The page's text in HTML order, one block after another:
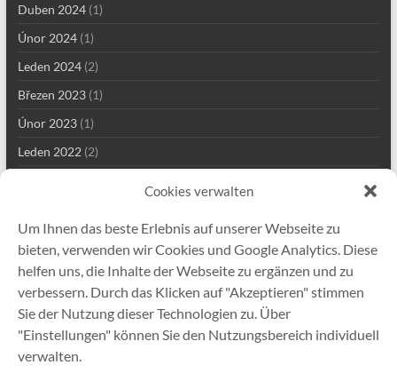
Cookies verwalten
Um Ihnen das beste Erlebnis auf unserer Webseite zu
bieten, verwenden wir Cookies und Google Analytics. Diese
helfen uns, die Inhalte der Webseite zu ergänzen und zu
verbessern. Durch das Klicken auf "Akzeptieren" stimmen
Sie der Nutzung dieser Technologien zu. Über
"Einstellungen" können Sie den Nutzungsbereich individuell
verwalten.
Duben 2024(1)
Únor 2024(1)
Leden 2024(2)
Březen 2023(1)
Únor 2023(1)
Leden 2022(2)
Srpen 2021 (4)
Červenec 2021
(1)
Květen 2021 (7)
Duben 2021(1)
Leden 2021